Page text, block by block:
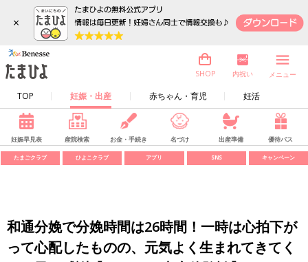
×
TOP 妊娠・出産 赤ちゃん・育児 妊活
SHOP 内祝い メニュー
妊娠早見表 産院検索 お金・手続き 名づけ 出産準備 優待パス
たまごクラブ ひよこクラブ アプリ SNS キャンペーン
和通分娩で分娩時間は26時間！一時は心拍下が
って心配したものの、元気よく生まれてきてく